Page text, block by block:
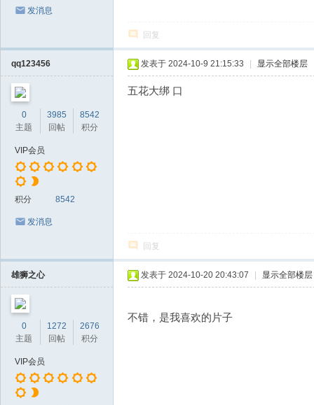
发消息
回复
qq123456
0
主题
3985
回帖
8542
积分
VIP会员
积分 8542
发消息
发表于 2024-10-9 21:15:33 显示全部楼层
五花大绑 口
回复
雄狮之心
0
主题
1272
回帖
2676
积分
VIP会员
发表于 2024-10-20 20:43:07 显示全部楼层
不错，是我喜欢的片子